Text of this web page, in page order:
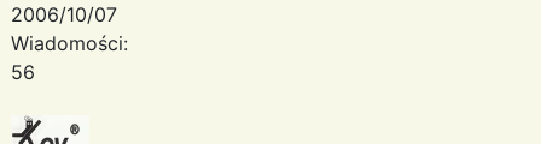
2006/10/07
Wiadomości:
56